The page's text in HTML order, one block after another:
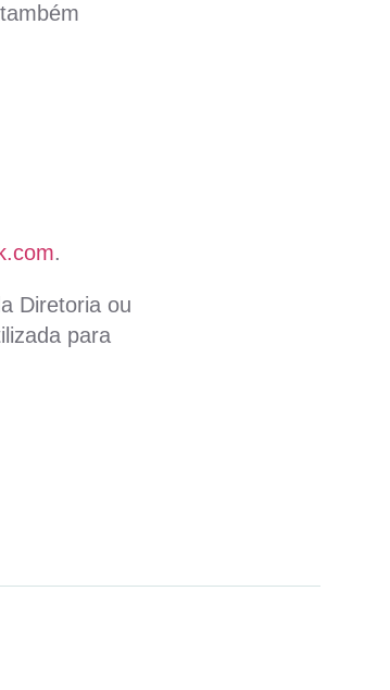
.
Diretoria ou
para